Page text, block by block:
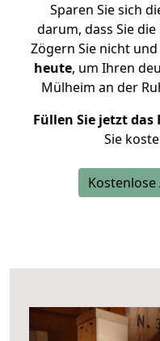
Sparen Sie sich
darum, dass Sie
Zögern Sie nicht und
heute, um Ihren
Mülheim an der
Füllen Sie jetzt
Sie